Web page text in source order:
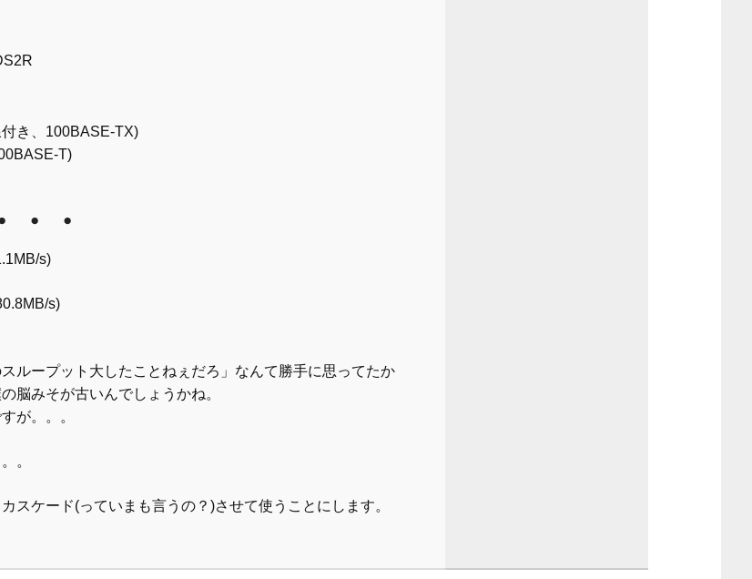
き、100BASE-TX)
T)
・
s)
s)
ループット大したことねぇだろ」なんて勝手に思ってたか
脳みそが古いんでしょうかね。
が。。。
。
スケード(っていまも言うの？)させて使うことにします。